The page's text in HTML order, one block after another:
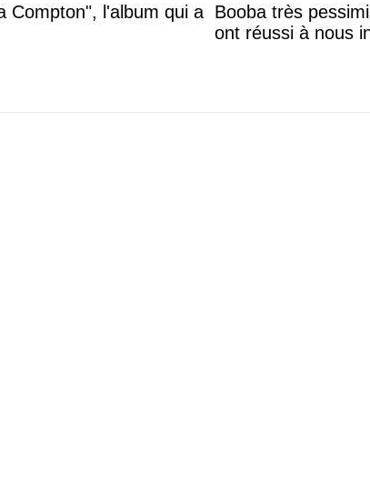
Compton", l'album qui a Booba très
ont réussi à nous